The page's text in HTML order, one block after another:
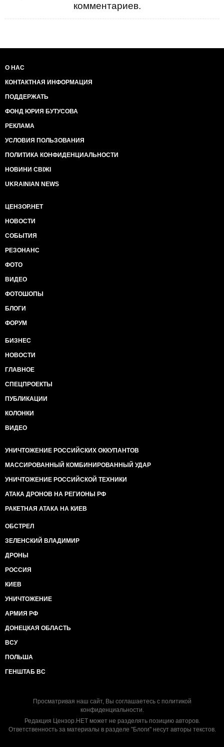
комментариев.
О НАС
КОНТАКТНАЯ ИНФОРМАЦИЯ
ПОДДЕРЖАТЬ
ФОНД ЮРИЯ БУТУСОВА
РЕКЛАМА
УСЛОВИЯ ПОЛЬЗОВАНИЯ
ПОЛИТИКА КОНФИДЕНЦИАЛЬНОСТИ
НОВИНИ СВІЖІ
UKRAINIAN NEWS
ЦЕНЗОР.НЕТ
НОВОСТИ
СОБЫТИЯ
РЕЗОНАНС
ФОТО
ВИДЕО
ФОТОШОПЫ
БЛОГИ
ФОРУМ
БИЗНЕС
НОВОСТИ
ГЛАВНОЕ
СПЕЦПРОЕКТЫ
ПУБЛИКАЦИИ
КОЛОНКИ
ВИДЕО
УНИЧТОЖЕНИЕ РОССИЙСКИХ ОККУПАНТОВ
МАССИРОВАННЫЙ КОМБИНИРОВАННЫЙ УДАР
УНИЧТОЖЕНИЕ РОССИЙСКОЙ ТЕХНИКИ
АТАКА ДРОНОВ НА РЕГИОНЫ РФ
РАКЕТНАЯ АТАКА НА КИЕВ
ОБСТРЕЛ
ЗЕЛЕНСКИЙ ВЛАДИМИР
ДРОНЫ
РОССИЯ
КИЕВ
УНИЧТОЖЕНИЕ
АРМИЯ РФ
ДОНЕЦКАЯ ОБЛАСТЬ
ВСУ
ПОЛЬША
ГЕНШТАБ ВС
Просматривая наш сайт, Вы соглашаетесь с политикой
конфиденциальности.
Редакция Цензор.НЕТ может не разделять позицию авторов.
Ответственность за материалы в разделе "Блоги" несут авторы текстов.